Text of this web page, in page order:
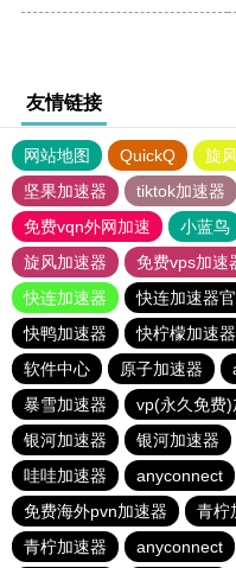
友情链接
网站地图 QuickQ 旋
坚果加速器
tiktok加速器
免费vqn外网加速
小蓝鸟
旋风加速器
免费vps加速
快连加速器
快连加速器
快鸭加速器
快柠檬加速器
软件中心
原子加速器
暴雪加速器
vp(永久免费)
银河加速器
银河加速器
哇哇加速器
anyconnect
免费海外pvn加速器
青柠
青柠加速器
anyconnect